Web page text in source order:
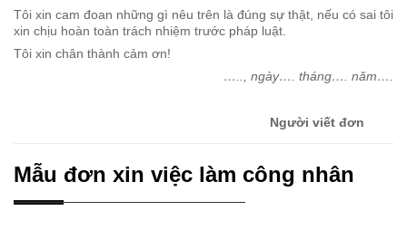
Tôi xin cam đoan những gì nêu trên là đúng sự thật, nếu có sai tôi
xin chịu hoàn toàn trách nhiệm trước pháp luật.
Tôi xin chân thành cảm ơn!
….., ngày…. tháng…. năm….
Người viết đơn
Mẫu đơn xin việc làm công nhân